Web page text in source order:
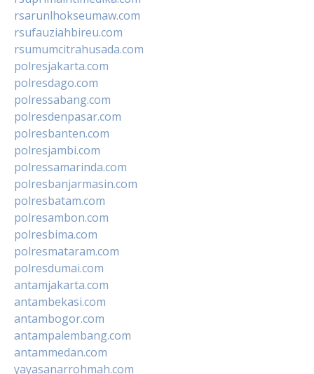
rsarunlhokseumaw.com
rsufauziahbireu.com
rsumumcitrahusada.com
polresjakarta.com
polresdago.com
polressabang.com
polresdenpasar.com
polresbanten.com
polresjambi.com
polressamarinda.com
polresbanjarmasin.com
polresbatam.com
polresambon.com
polresbima.com
polresmataram.com
polresdumai.com
antamjakarta.com
antambekasi.com
antambogor.com
antampalembang.com
antammedan.com
yayasanarrohmah.com